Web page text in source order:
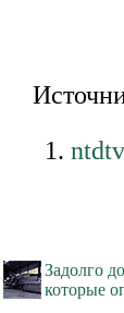
Задолго
которые